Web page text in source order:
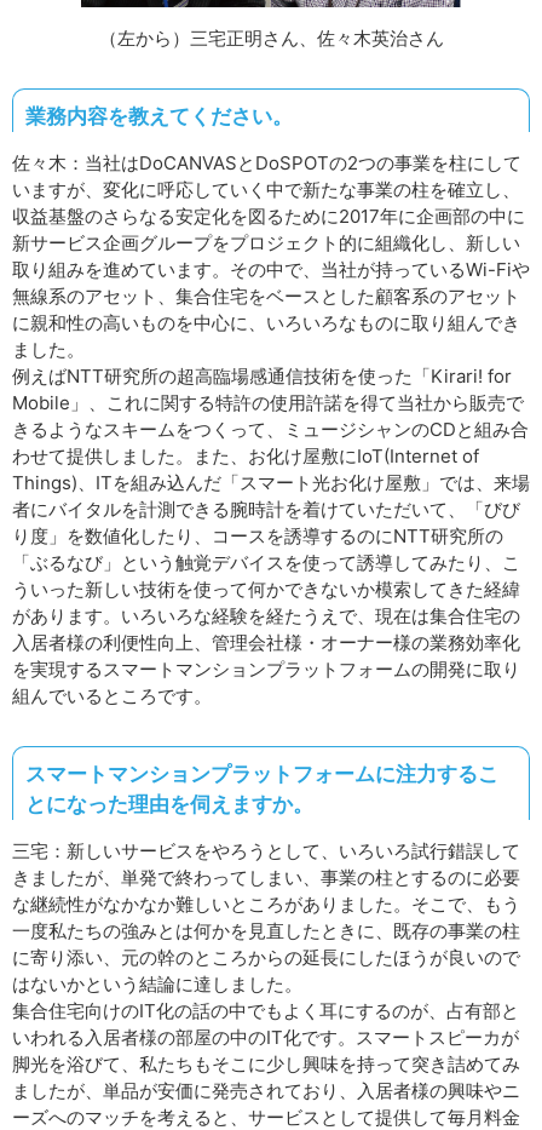
（左から）三宅正明さん、佐々木英治さん
業務内容を教えてください。
佐々木：当社はDoCANVASとDoSPOTの2つの事業を柱にして
いますが、変化に呼応していく中で新たな事業の柱を確立し、
収益基盤のさらなる安定化を図るために2017年に企画部の中に
新サービス企画グループをプロジェクト的に組織化し、新しい
取り組みを進めています。その中で、当社が持っているWi-Fiや
無線系のアセット、集合住宅をベースとした顧客系のアセット
に親和性の高いものを中心に、いろいろなものに取り組んでき
ました。
例えばNTT研究所の超高臨場感通信技術を使った「Kirari! for
Mobile」、これに関する特許の使用許諾を得て当社から販売で
きるようなスキームをつくって、ミュージシャンのCDと組み合
わせて提供しました。また、お化け屋敷にIoT(Internet of
Things)、ITを組み込んだ「スマート光お化け屋敷」では、来場
者にバイタルを計測できる腕時計を着けていただいて、「びび
り度」を数値化したり、コースを誘導するのにNTT研究所の
「ぶるなび」という触覚デバイスを使って誘導してみたり、こ
ういった新しい技術を使って何かできないか模索してきた経緯
があります。いろいろな経験を経たうえで、現在は集合住宅の
入居者様の利便性向上、管理会社様・オーナー様の業務効率化
を実現するスマートマンションプラットフォームの開発に取り
組んでいるところです。
スマートマンションプラットフォームに注力するこ
とになった理由を伺えますか。
三宅：新しいサービスをやろうとして、いろいろ試行錯誤して
きましたが、単発で終わってしまい、事業の柱とするのに必要
な継続性がなかなか難しいところがありました。そこで、もう
一度私たちの強みとは何かを見直したときに、既存の事業の柱
に寄り添い、元の幹のところからの延長にしたほうが良いので
はないかという結論に達しました。
集合住宅向けのIT化の話の中でもよく耳にするのが、占有部と
いわれる入居者様の部屋の中のIT化です。スマートスピーカが
脚光を浴びて、私たちもそこに少し興味を持って突き詰めてみ
ましたが、単品が安価に発売されており、入居者様の興味やニ
ーズへのマッチを考えると、サービスとして提供して毎月料金